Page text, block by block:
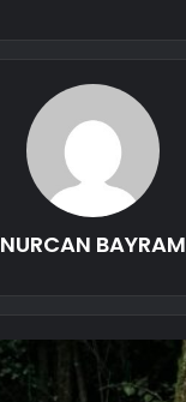
NURCAN BAYRAM